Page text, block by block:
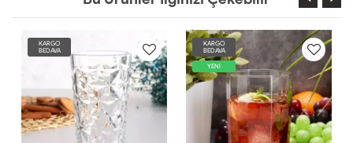
KARGO
BEDAVA
KARGO
BEDAVA
YENİ